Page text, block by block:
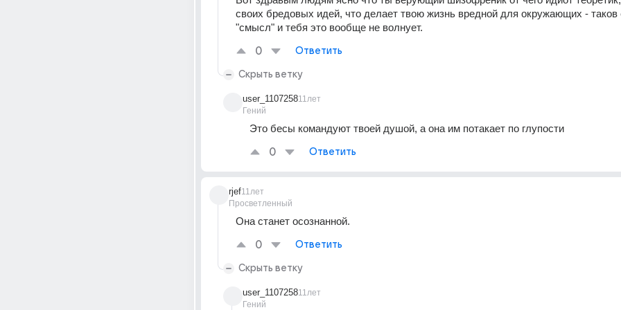
своих бредовых идей, что делает твою жизнь вредной для окружающих - таков
"смысл" и тебя это вообще не волнует.
0 Ответить
Скрыть ветку
user_1107258
Гений
11лет
Это бесы командуют твоей душой, а она им потакает по глупости
0 Ответить
rjef
Просветленный
11лет
Она станет осознанной.
0 Ответить
Скрыть ветку
user_1107258
Гений
11лет